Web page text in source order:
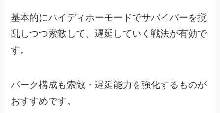
基本的にハイディホーモードでサバイバーを撹
乱しつつ索敵して、遅延していく戦法が有効で
す。
パーク構成も索敵・遅延能力を強化するものが
おすすめです。